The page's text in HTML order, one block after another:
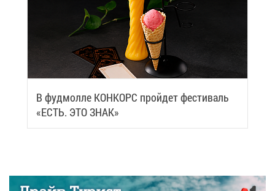
В фуд­мол­ле КОН­КОРС прой­дет фе­сти­валь
«ЕСТЬ. ЭТО ЗНАК»